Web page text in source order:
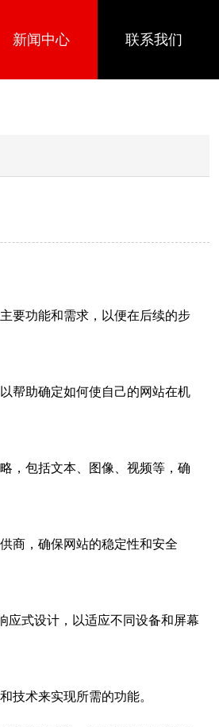
新闻中心 联系我们
要功能和需求，以便在后续的步
帮助确定如何使自己的网站在机
，包括文本、图像、视频等，确
商，确保网站的稳定性和安全
应式设计，以适应不同设备和屏幕
技术来实现所需的功能。